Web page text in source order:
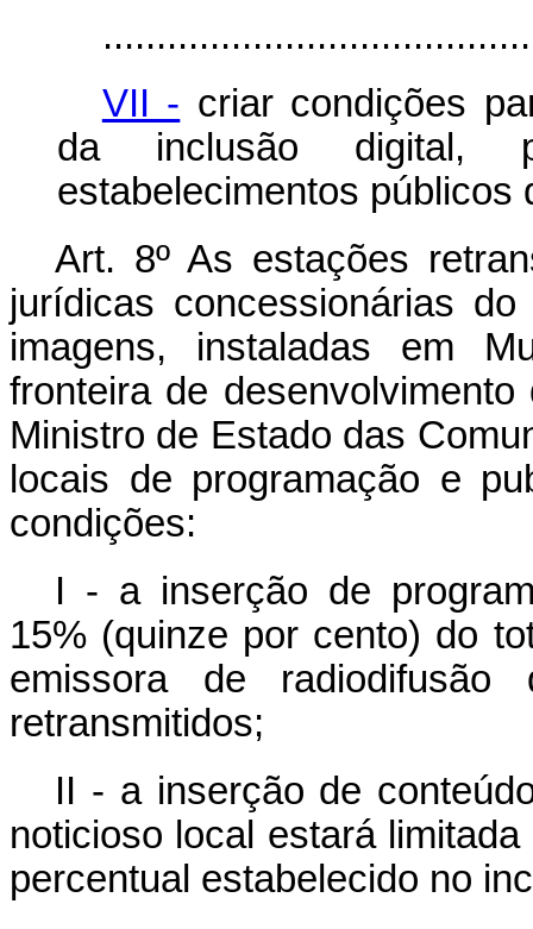
VII - criar condições
da inclusão digital,
estabelecimentos públicos
Art. 8º As estações
jurídicas concessionárias
imagens, instaladas em
fronteira de
Ministro de Estado das
locais de programação e
condições:
I - a inserção de
15% (quinze por cento) do
emissora de
retransmitidos;
II - a inserção de
noticioso local estará
percentual estabelecido no